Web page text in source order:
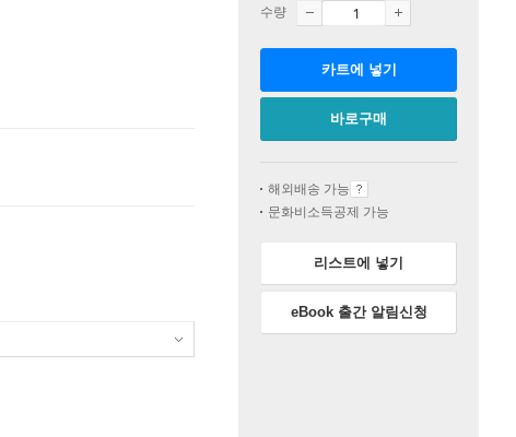
수량
카트에 넣기
바로구매
해외배송 가능
문화비소득공제 가능
리스트에 넣기
eBook 출간 알림신청